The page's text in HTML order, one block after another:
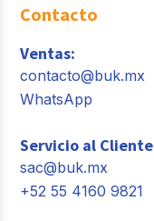
Contacto
Ventas:
contacto@buk.mx
WhatsApp
Servicio al Cliente
sac@buk.mx
+52 55 4160 9821